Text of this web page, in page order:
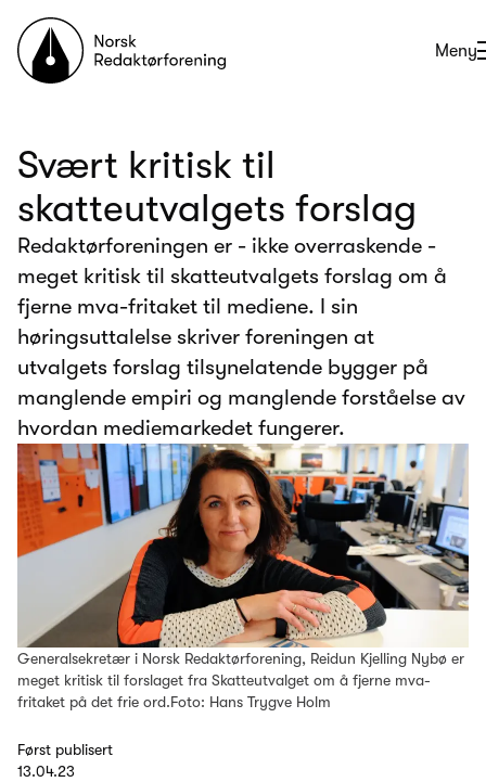
Til forsiden
Åpne
Meny
Svært kritisk til
skatteutvalgets forslag
Redaktørforeningen er - ikke overraskende -
meget kritisk til skatteutvalgets forslag om å
fjerne mva-fritaket til mediene. I sin
høringsuttalelse skriver foreningen at
utvalgets forslag tilsynelatende bygger på
manglende empiri og manglende forståelse av
hvordan mediemarkedet fungerer.
Generalsekretær i Norsk Redaktørforening, Reidun Kjelling Nybø er
meget kritisk til forslaget fra Skatteutvalget om å fjerne mva-
fritaket på det frie ord.Foto: Hans Trygve Holm
Først publisert
13.04.23